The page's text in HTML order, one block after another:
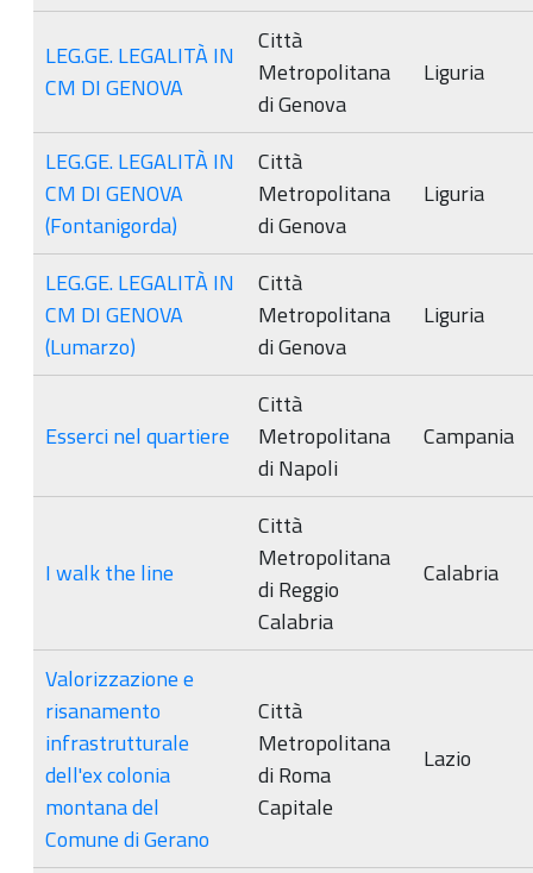
LEG.GE. LEGALITÀ IN
CM DI GENOVA
Città
Metropolitana
di Genova
Liguria
LEG.GE. LEGALITÀ IN
CM DI GENOVA
(Fontanigorda)
Città
Metropolitana
di Genova
Liguria
LEG.GE. LEGALITÀ IN
CM DI GENOVA
(Lumarzo)
Città
Metropolitana
di Genova
Liguria
Esserci nel quartiere
Città
Metropolitana
di Napoli
Campania
I walk the line
Città
Metropolitana
di Reggio
Calabria
Calabria
Valorizzazione e
risanamento
infrastrutturale
dell'ex colonia
montana del
Comune di Gerano
Città
Metropolitana
di Roma
Capitale
Lazio